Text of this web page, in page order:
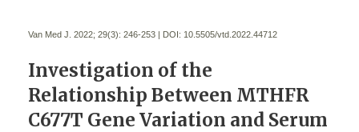
Van Med J. 2022; 29(3): 246-253 | DOI: 10.5505/vtd.2022.44712
Investigation of the
Relationship Between MTHFR
C677T Gene Variation and Serum